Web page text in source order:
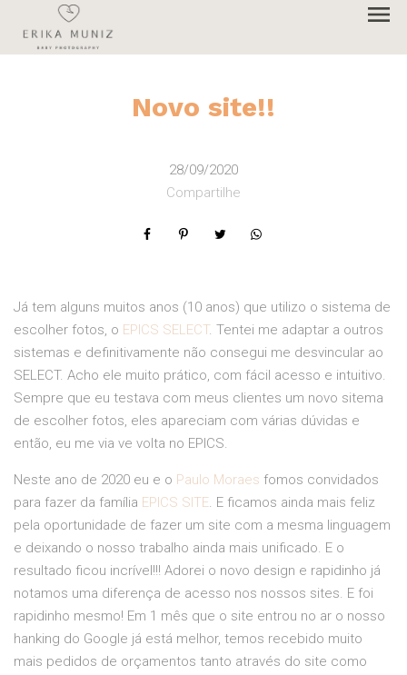
menu
Novo site!!
28/09/2020
Compartilhe
Já tem alguns muitos anos (10 anos) que utilizo o sistema de
escolher fotos, o EPICS SELECT. Tentei me adaptar a outros
sistemas e definitivamente não consegui me desvincular ao
SELECT. Acho ele muito prático, com fácil acesso e intuitivo.
Sempre que eu testava com meus clientes um novo sitema
de escolher fotos, eles apareciam com várias dúvidas e
então, eu me via ve volta no EPICS.
Neste ano de 2020 eu e o Paulo Moraes fomos convidados
para fazer da família EPICS SITE. E ficamos ainda mais feliz
pela oportunidade de fazer um site com a mesma linguagem
e deixando o nosso trabalho ainda mais unificado. E o
resultado ficou incrível!!! Adorei o novo design e rapidinho já
notamos uma diferença de acesso nos nossos sites. E foi
rapidinho mesmo! Em 1 mês que o site entrou no ar o nosso
hanking do Google já está melhor, temos recebido muito
mais pedidos de orçamentos tanto através do site como